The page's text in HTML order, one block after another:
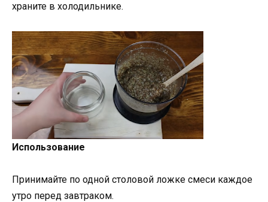
храните в холодильнике.
Использование
Принимайте по одной столовой ложке смеси каждое
утро перед завтраком.